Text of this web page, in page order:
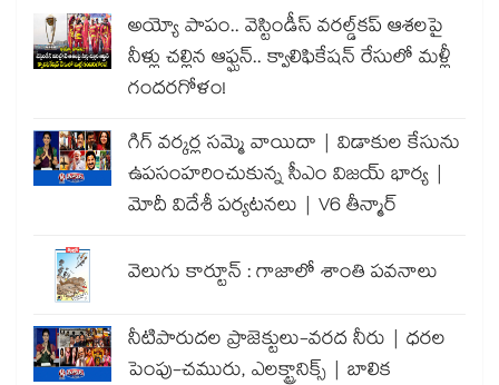
అయ్యో పాపం.. వెస్టిండీస్ వరల్డ్‌కప్ ఆశలపై
నీళ్లు చల్లిన ఆఫ్ఘన్.. క్వాలిఫికేషన్ రేసులో మళ్లీ
గందరగోళం!
గిగ్ వర్కర్ల సమ్మె వాయిదా | విడాకుల కేసును
ఉపసంహరించుకున్న సీఎం విజయ్ భార్య |
మోదీ విదేశీ పర్యటనలు | V6 తీన్మార్
వెలుగు కార్టూన్ : గాజాలో శాంతి పవనాలు
నీటిపారుదల ప్రాజెక్టులు-వరద నీరు | ధరల
పెంపు-చమురు, ఎలక్ట్రానిక్స్ | బాలిక